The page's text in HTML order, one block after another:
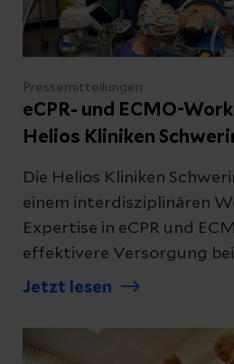
Pressemitteilungen
eCPR- und ECMO-
Helios Kliniken
Die Helios Kliniken
einem interdisziplinären
Expertise in eCPR und
effektivere Versorgung bei
Kreislaufstillstand.
Jetzt lesen